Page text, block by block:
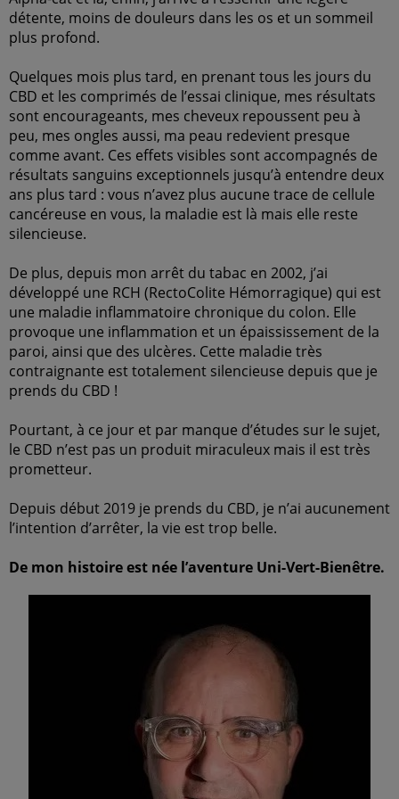
détente, moins de douleurs dans les os et un sommeil
plus profond.
Quelques mois plus tard, en prenant tous les jours du
CBD et les comprimés de l’essai clinique, mes résultats
sont encourageants, mes cheveux repoussent peu à
peu, mes ongles aussi, ma peau redevient presque
comme avant. Ces effets visibles sont accompagnés de
résultats sanguins exceptionnels jusqu’à entendre deux
ans plus tard : vous n’avez plus aucune trace de cellule
cancéreuse en vous, la maladie est là mais elle reste
silencieuse.
De plus, depuis mon arrêt du tabac en 2002, j’ai
développé une RCH (RectoColite Hémorragique) qui est
une maladie inflammatoire chronique du colon. Elle
provoque une inflammation et un épaississement de la
paroi, ainsi que des ulcères. Cette maladie très
contraignante est totalement silencieuse depuis que je
prends du CBD !
Pourtant, à ce jour et par manque d’études sur le sujet,
le CBD n’est pas un produit miraculeux mais il est très
prometteur.
Depuis début 2019 je prends du CBD, je n’ai aucunement
l’intention d’arrêter, la vie est trop belle.
De mon histoire est née l’aventure Uni-Vert-Bienêtre.